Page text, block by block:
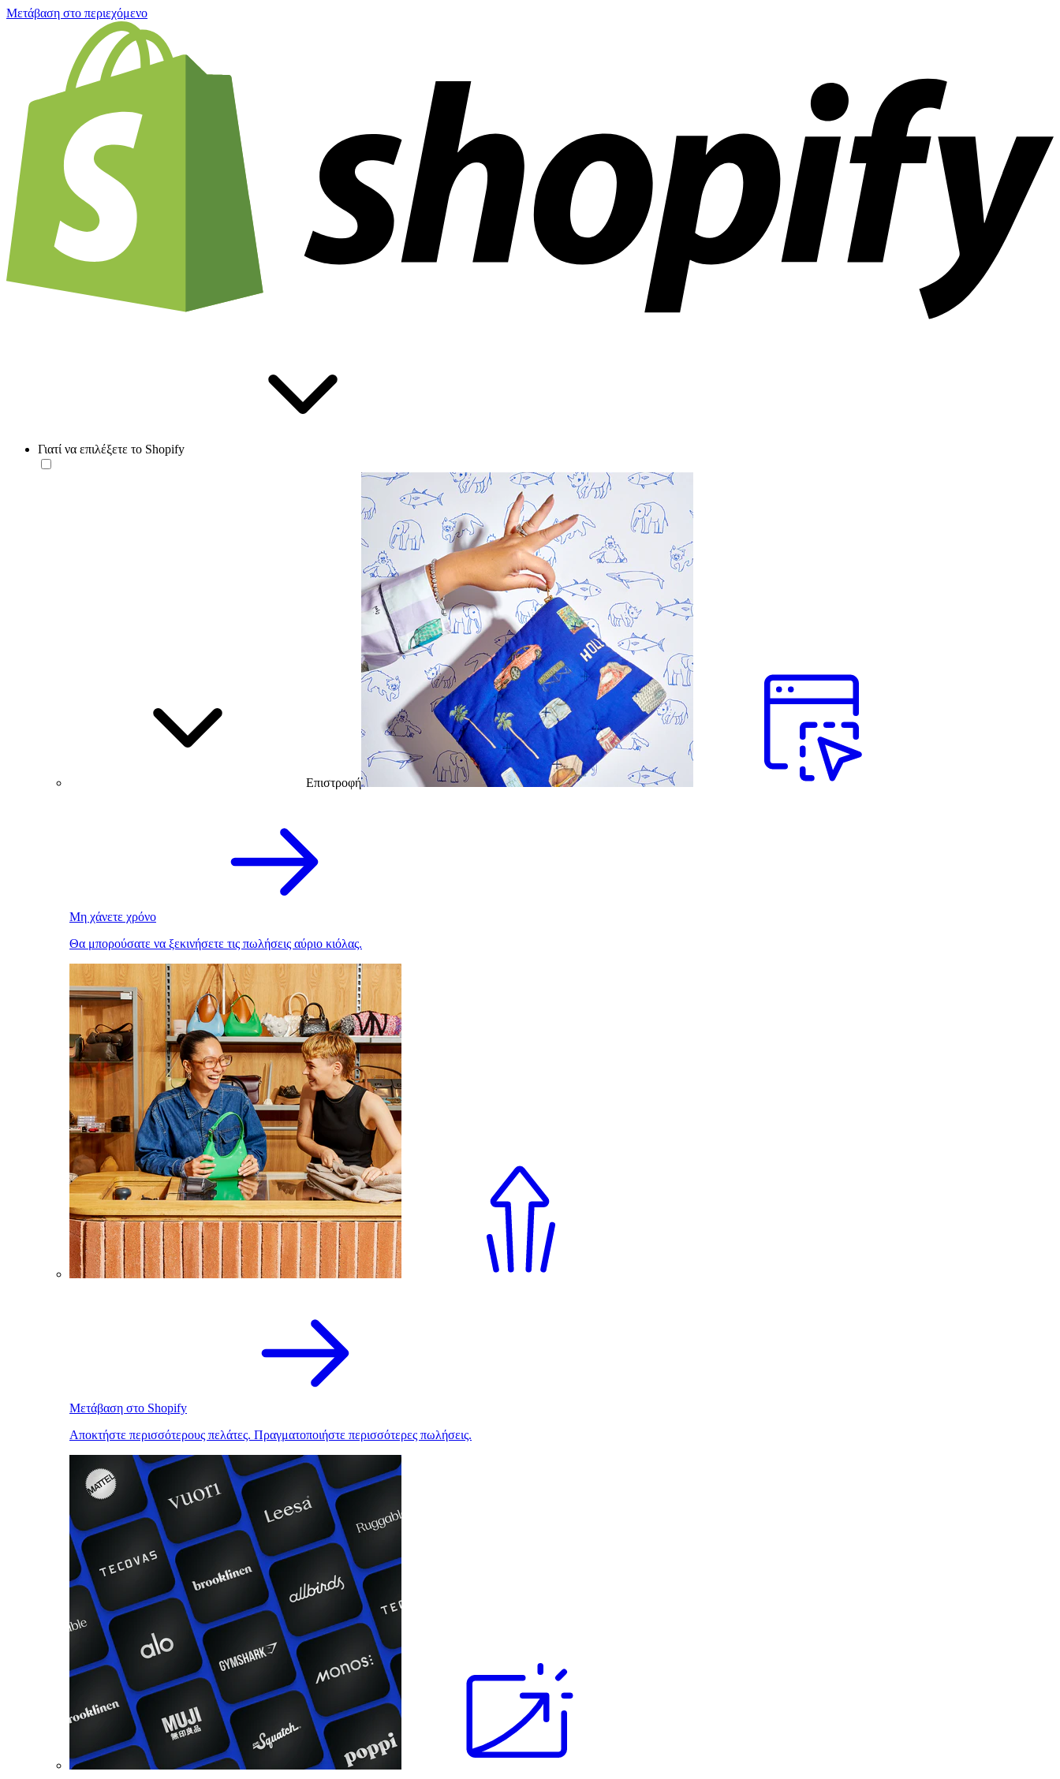
Μετάβαση στο περιεχόμενο
Γιατί να επιλέξετε το Shopify
Επιστροφή
Μη χάνετε χρόνο
Θα μπορούσατε να ξεκινήσετε τις πωλήσεις αύριο κιόλας.
Μετάβαση στο Shopify
Αποκτήστε περισσότερους πελάτες. Πραγματοποιήστε περισσότερες πωλήσεις.